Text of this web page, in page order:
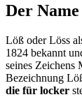
Der
Löß oder Löss
1824 bekannt
seines Zeichens
Bezeichnung
die für locker